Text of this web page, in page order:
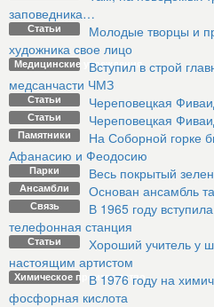
заповедника…
Статьи
Молодые творцы и
художника свое лицо
Медицинские учреждения
Вступил в строй
медсанчасти ЧМЗ
Статьи Череповецкая
Статьи Череповецкая
Памятники
На Соборной горке
Афанасию и Феодосию
Парки Весь покрытый
Ансамбли Основан ансамбль
Связь
В 1965 году
телефонная станция
Статьи
Хороший учитель у
настоящим артистом
Химическое производство
В 1976 году на
фосфорная кислота